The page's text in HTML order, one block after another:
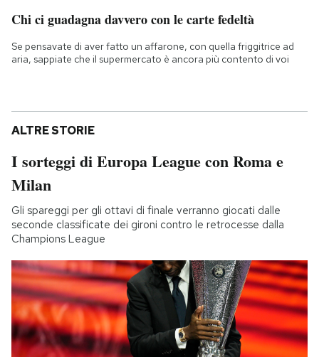
Chi ci guadagna davvero con le carte fedeltà
Se pensavate di aver fatto un affarone, con quella friggitrice ad
aria, sappiate che il supermercato è ancora più contento di voi
ALTRE STORIE
I sorteggi di Europa League con Roma e
Milan
Gli spareggi per gli ottavi di finale verranno giocati dalle
seconde classificate dei gironi contro le retrocesse dalla
Champions League